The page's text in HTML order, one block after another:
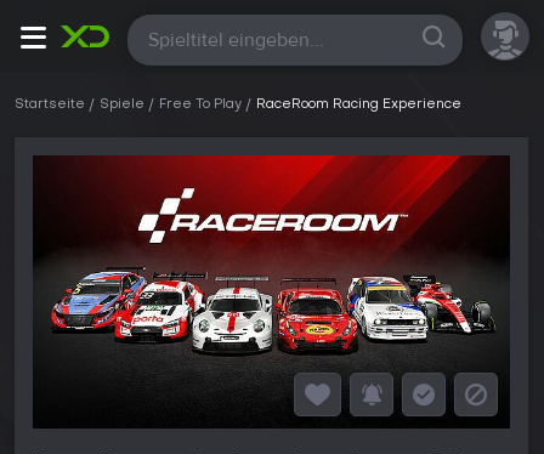
Alle
Startseite Spiele Free To Play RaceRoom Racing Experience